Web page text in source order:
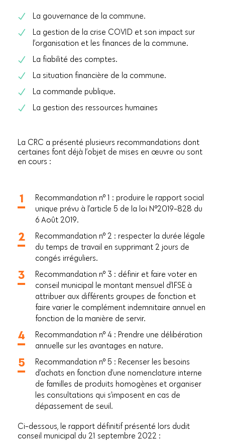
La gouvernance de la commune.
La gestion de la crise COVID et son impact sur
l’organisation et les finances de la commune.
La fiabilité des comptes.
La situation financière de la commune.
La commande publique.
La gestion des ressources humaines
La CRC a présenté plusieurs recommandations dont
certaines font déjà l’objet de mises en œuvre ou sont
en cours :
Recommandation n° 1 : produire le rapport social
unique prévu à l’article 5 de la loi N°2019-828 du
6 Août 2019.
Recommandation n° 2 : respecter la durée légale
du temps de travail en supprimant 2 jours de
congés irréguliers.
Recommandation n° 3 : définir et faire voter en
conseil municipal le montant mensuel d’IFSE à
attribuer aux différents groupes de fonction et
faire varier le complément indemnitaire annuel en
fonction de la manière de servir.
Recommandation n° 4 : Prendre une délibération
annuelle sur les avantages en nature.
Recommandation n° 5 : Recenser les besoins
d’achats en fonction d’une nomenclature interne
de familles de produits homogènes et organiser
les consultations qui s’imposent en cas de
dépassement de seuil.
Ci-dessous, le rapport définitif présenté lors dudit
conseil municipal du 21 septembre 2022 :